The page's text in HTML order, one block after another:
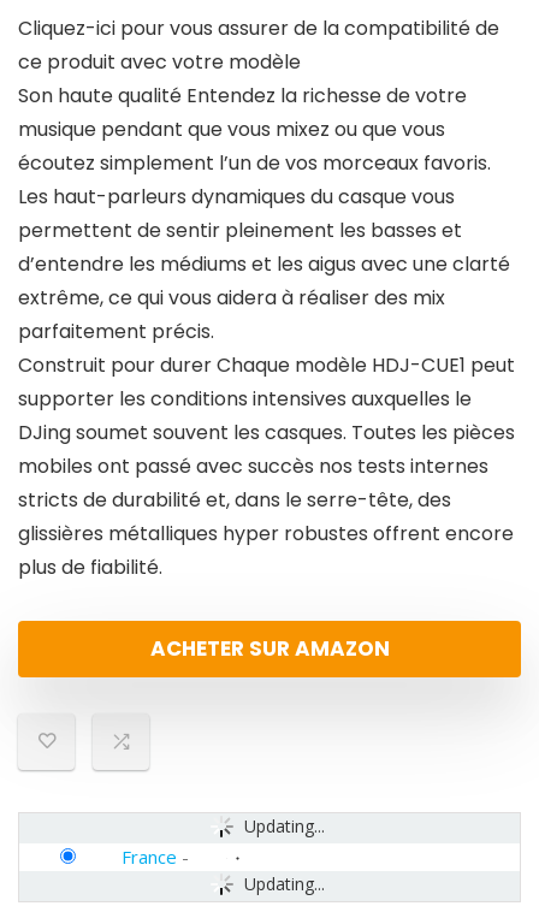
Cliquez-ici pour vous assurer de la compatibilité de
ce produit avec votre modèle
Son haute qualité Entendez la richesse de votre
musique pendant que vous mixez ou que vous
écoutez simplement l’un de vos morceaux favoris.
Les haut-parleurs dynamiques du casque vous
permettent de sentir pleinement les basses et
d’entendre les médiums et les aigus avec une clarté
extrême, ce qui vous aidera à réaliser des mix
parfaitement précis.
Construit pour durer Chaque modèle HDJ-CUE1 peut
supporter les conditions intensives auxquelles le
DJing soumet souvent les casques. Toutes les pièces
mobiles ont passé avec succès nos tests internes
stricts de durabilité et, dans le serre-tête, des
glissières métalliques hyper robustes offrent encore
plus de fiabilité.
ACHETER SUR AMAZON
Updating...
Updating...
France -